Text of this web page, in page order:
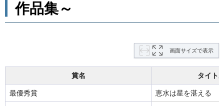
作品集～
画面サイズで表示
賞名 タイト
最優秀賞 恵水は星を湛える